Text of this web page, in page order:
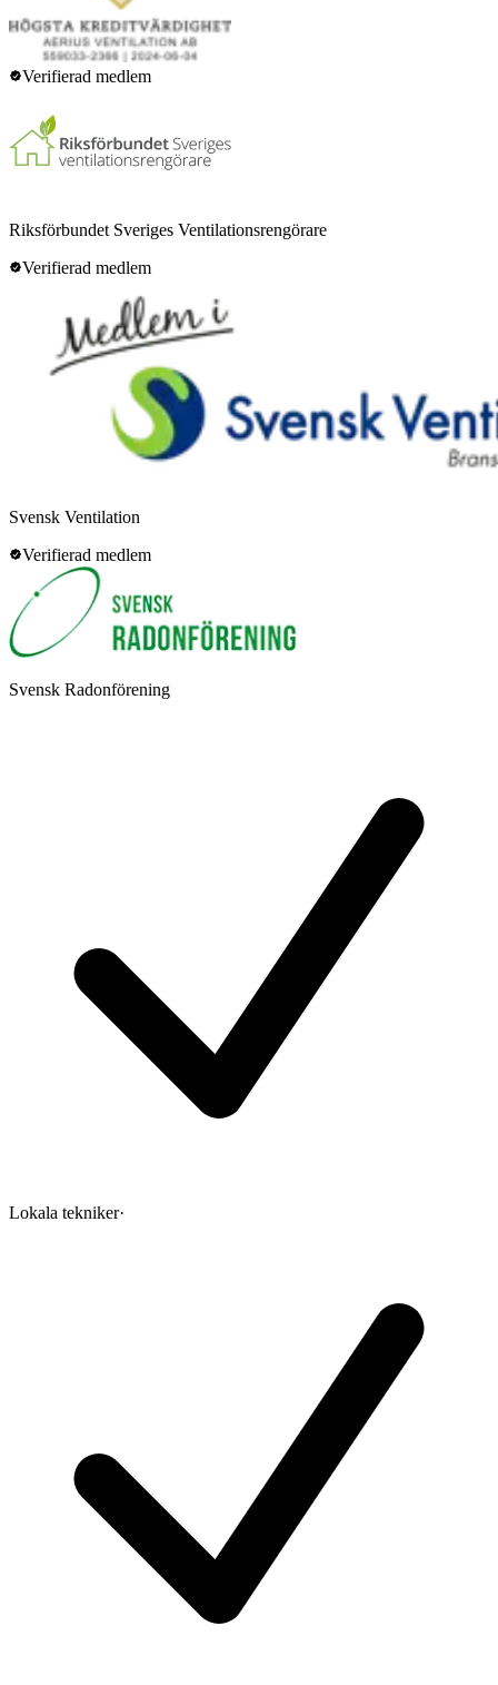
Verifierad medlem
Riksförbundet Sveriges Ventilationsrengörare
Verifierad medlem
Svensk Ventilation
Verifierad medlem
Svensk Radonförening
Lokala tekniker·